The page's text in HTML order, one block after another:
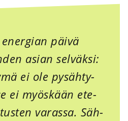
päi­vä
asian sel­väk­si:
ei ole pysäh­ty­
ei myös­kään ete­
varas­sa. Säh­